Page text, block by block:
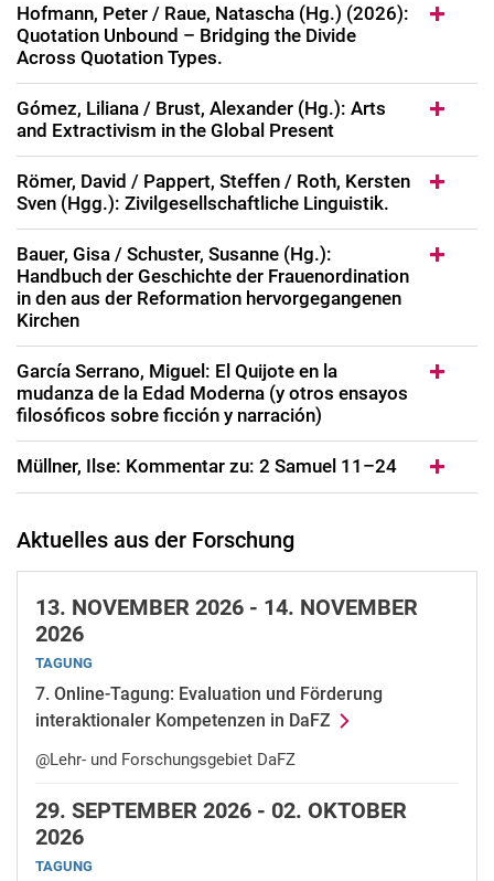
Hofmann, Peter / Raue, Natascha (Hg.) (2026):
Quotation Unbound – Bridging the Divide
Across Quotation Types.
Gómez, Liliana / Brust, Alexander (Hg.): Arts
and Extractivism in the Global Present
Römer, David / Pappert, Steffen / Roth, Kersten
Sven (Hgg.): Zivilgesellschaftliche Linguistik.
Bauer, Gisa / Schuster, Susanne (Hg.):
Handbuch der Geschichte der Frauenordination
in den aus der Reformation hervorgegangenen
Kirchen
García Serrano, Miguel: El Quijote en la
mudanza de la Edad Moderna (y otros ensayos
filosóficos sobre ficción y narración)
Müllner, Ilse: Kommentar zu: 2 Samuel 11–24
Aktuelles aus der Forschung
13. NOVEMBER 2026 - 14. NOVEMBER
2026
TAGUNG
7. Online-Tagung: Evaluation und Förderung
interaktionaler Kompetenzen in DaFZ
@Lehr- und Forschungsgebiet DaFZ
29. SEPTEMBER 2026 - 02. OKTOBER
2026
TAGUNG